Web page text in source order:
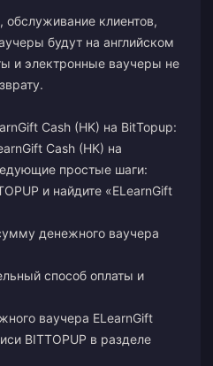
обслуживание клиентов,
будут на английском
и электронные ваучеры не
Cash (HK) на BitTopup:
Cash (HK) на
простые шаги:
и найдите «ELearnGift
денежного ваучера
способ оплаты и
ваучера ELearnGift
BITTOPUP в разделе